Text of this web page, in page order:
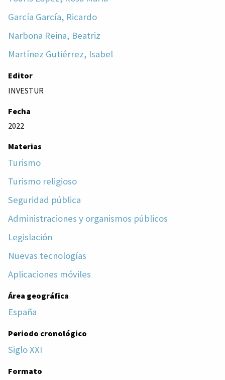
García García, Ricardo
Narbona Reina, Beatriz
Martínez Gutiérrez, Isabel
Editor
INVESTUR
Fecha
2022
Materias
Turismo
Turismo religioso
Seguridad pública
Administraciones y organismos públicos
Legislación
Nuevas tecnologías
Aplicaciones móviles
Área geográfica
España
Periodo cronológico
Siglo XXI
Formato